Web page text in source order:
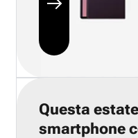
Questa
smartphone